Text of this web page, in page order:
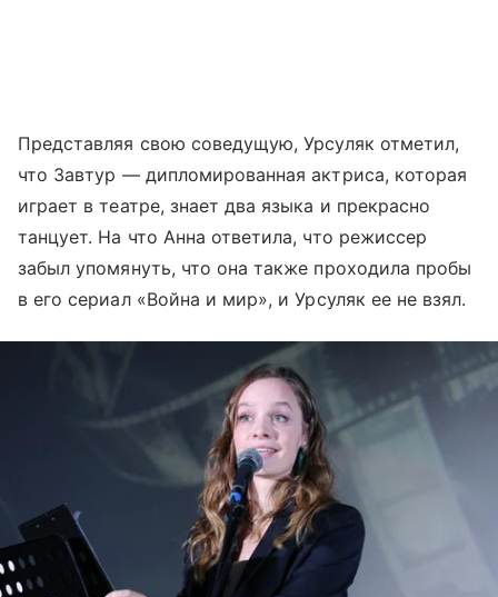
Представляя свою соведущую, Урсуляк отметил,
что Завтур — дипломированная актриса, которая
играет в театре, знает два языка и прекрасно
танцует. На что Анна ответила, что режиссер
забыл упомянуть, что она также проходила пробы
в его сериал «Война и мир», и Урсуляк ее не взял.